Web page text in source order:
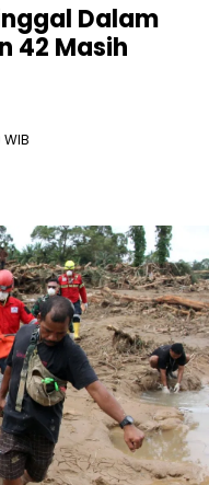
Dalam
42 Masih